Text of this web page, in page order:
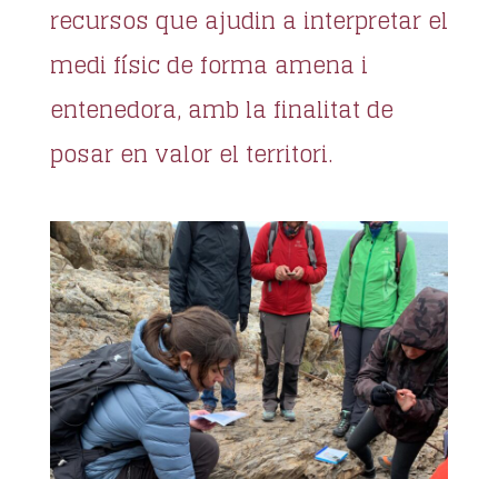
recursos que ajudin a interpretar el
medi físic de forma amena i
entenedora, amb la finalitat de
posar en valor el territori.